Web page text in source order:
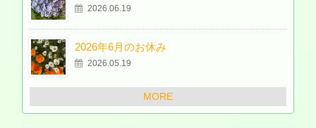
2026.06.19
2026年6月のお休み
2026.05.19
MORE